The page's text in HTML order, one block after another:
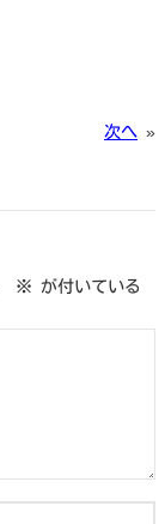
次へ »
※ が付いている